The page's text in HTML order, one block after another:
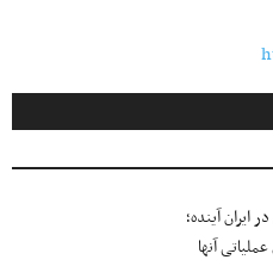
ایران آینده؛
آنها